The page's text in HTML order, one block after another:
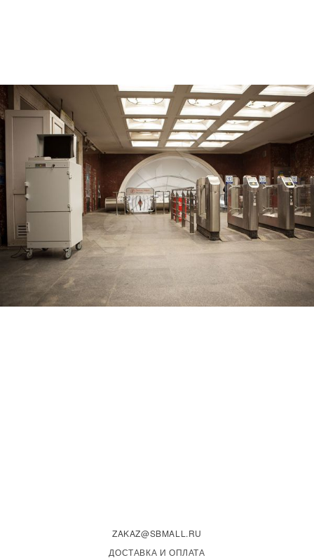
ZAKAZ@SBMALL.RU
ДОСТАВКА И ОПЛАТА